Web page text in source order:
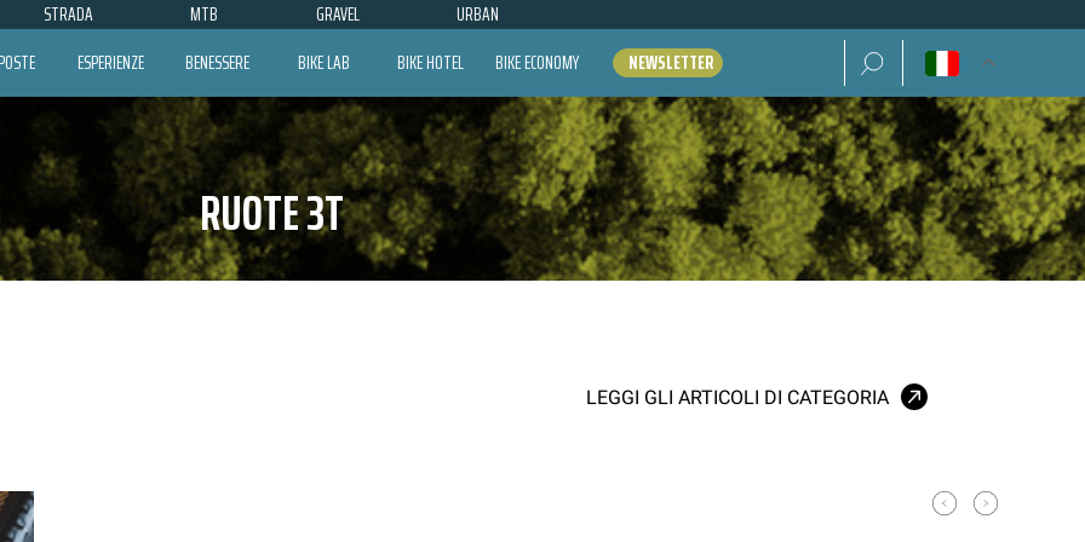
STRADA MTB GRAVEL URBAN
ESPERIENZE BENESSERE BIKE LAB BIKE HOTEL BIKE ECONOMY NEWSLETTER Ricerca per:
RUOTE 3T
LEGGI GLI ARTICOLI DI CATEGORIA